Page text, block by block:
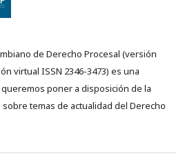
de Derecho Procesal (versión
virtual ISSN 2346-3473) es una
poner a disposición de la
temas de actualidad del Derecho